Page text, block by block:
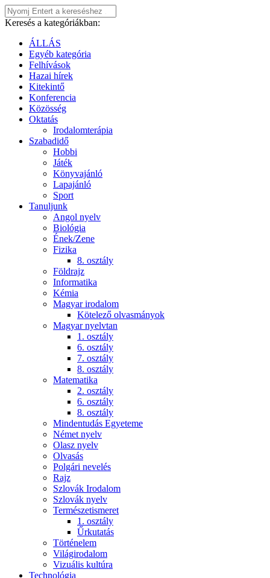
Keresés a kategóriákban:
ÁLLÁS
Egyéb kategória
Felhívások
Hazai hírek
Kitekintő
Konferencia
Közösség
Oktatás
Irodalomterápia
Szabadidő
Hobbi
Játék
Könyvajánló
Lapajánló
Sport
Tanuljunk
Angol nyelv
Biológia
Ének/Zene
Fizika
8. osztály
Földrajz
Informatika
Kémia
Magyar irodalom
Kötelező olvasmányok
Magyar nyelvtan
1. osztály
6. osztály
7. osztály
8. osztály
Matematika
2. osztály
6. osztály
8. osztály
Mindentudás Egyeteme
Német nyelv
Olasz nyelv
Olvasás
Polgári nevelés
Rajz
Szlovák Irodalom
Szlovák nyelv
Természetismeret
1. osztály
Űrkutatás
Történelem
Világirodalom
Vizuális kultúra
Technológia